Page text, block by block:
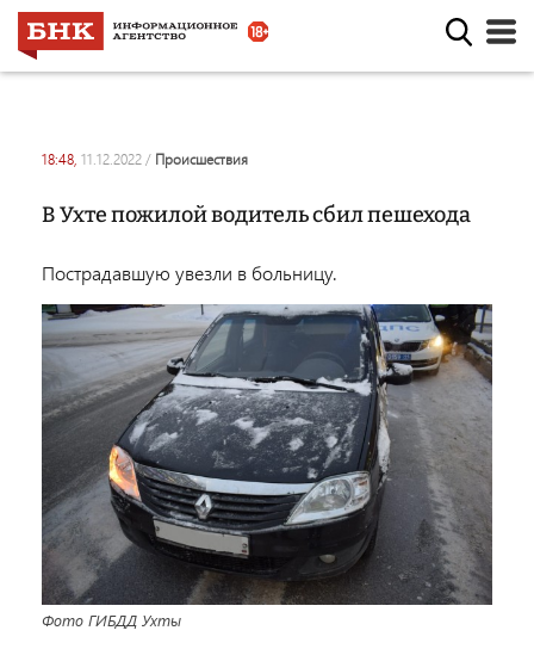
18:48, 11.12.2022 / происшествия
В Ухте пожилой водитель сбил пешехода
Пострадавшую увезли в больницу.
Фото ГИБДД Ухты